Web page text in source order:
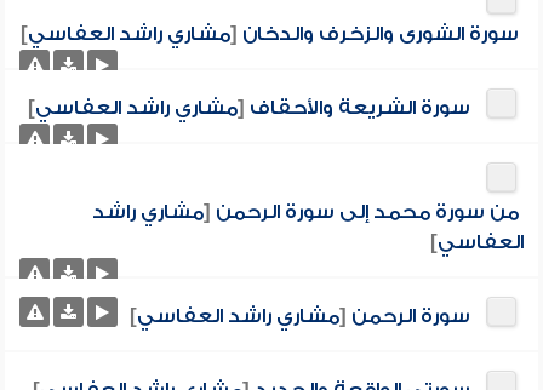
سورة الشورى والزخرف والدخان [مشاري راشد العفاسي]
سورة الشريعة والأحقاف [مشاري راشد العفاسي]
من سورة محمد إلى سورة الرحمن [مشاري راشد
العفاسي]
سورة الرحمن [مشاري راشد العفاسي]